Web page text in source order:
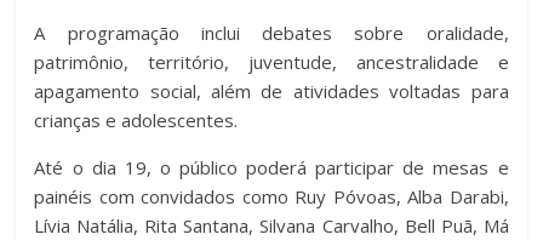
A programação inclui debates sobre oralidade,
patrimônio, território, juventude, ancestralidade e
apagamento social, além de atividades voltadas para
crianças e adolescentes.
Até o dia 19, o público poderá participar de mesas e
painéis com convidados como Ruy Póvoas, Alba Darabi,
Lívia Natália, Rita Santana, Silvana Carvalho, Bell Puã, Má